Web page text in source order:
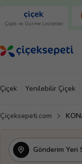
Çiçek ve Gurme Lezzetler
Çiçek Yenilebilir Çiçek
Çiçeksepeti.com
Gönderim Yeri